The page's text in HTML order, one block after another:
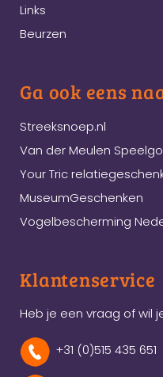
Links
Beurzen
Ga ook eens
Streeksnoep.nl
Van der Meulen
Your Tric
MuseumGeschenken
Vogelbescherming
Klantenservice
Heb je een vraag of wil
+31 (0)515 435 651